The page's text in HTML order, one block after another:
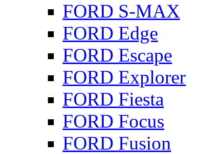
FORD S-MAX
FORD Edge
FORD Escape
FORD Explorer
FORD Fiesta
FORD Focus
FORD Fusion